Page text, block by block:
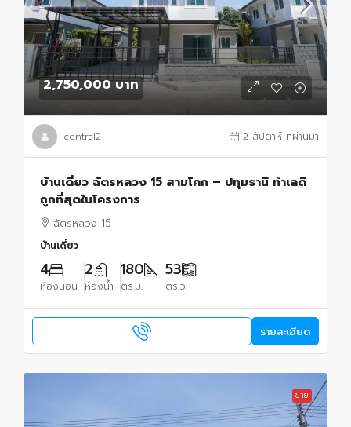
2,750,000 บาท
central2 2 สัปดาห์ ที่ผ่านมา
บ้านเดี่ยว ฉัตรหลวง 15 สามโคก – ปทุมธานี ทำเลดี
ถูกที่สุดในโครงการ
ฉัตรหลวง 15
บ้านเดี่ยว
4
ห้องนอน
2
ห้องน้ำ
180
ตร.ม.
53
ตร.ว.
รายละเอียด
ขาย